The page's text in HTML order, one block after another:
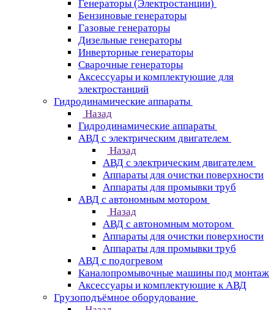
Генераторы (Электростанции)
Бензиновые генераторы
Газовые генераторы
Дизельные генераторы
Инверторные генераторы
Сварочные генераторы
Аксессуары и комплектующие для
электростанций
Гидродинамические аппараты
Назад
Гидродинамические аппараты
АВД с электрическим двигателем
Назад
АВД с электрическим двигателем
Аппараты для очистки поверхности
Аппараты для промывки труб
АВД с автономным мотором
Назад
АВД с автономным мотором
Аппараты для очистки поверхности
Аппараты для промывки труб
АВД с подогревом
Каналопромывочные машины под монтаж
Аксессуары и комплектующие к АВД
Грузоподъёмное оборудование